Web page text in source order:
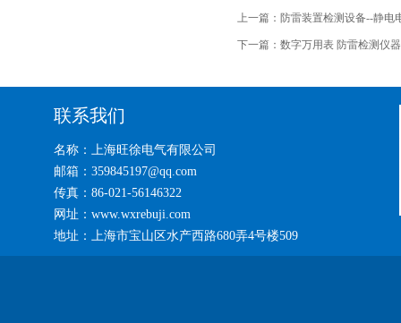
上一篇： 防雷装置检测设备--静电
下一篇： 数字万用表 防雷检测仪
联系我们
名称：上海旺徐电气有限公司
邮箱：359845197@qq.com
传真：86-021-56146322
网址：www.wxrebuji.com
地址：上海市宝山区水产西路680弄4号楼509